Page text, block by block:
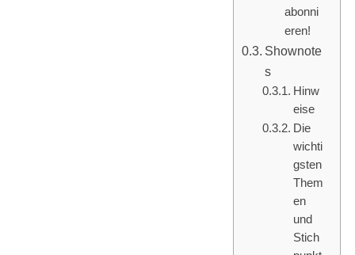
abonni
eren!
Shownote
s
Hinw
eise
Die
wichti
gsten
Them
en
und
Stich